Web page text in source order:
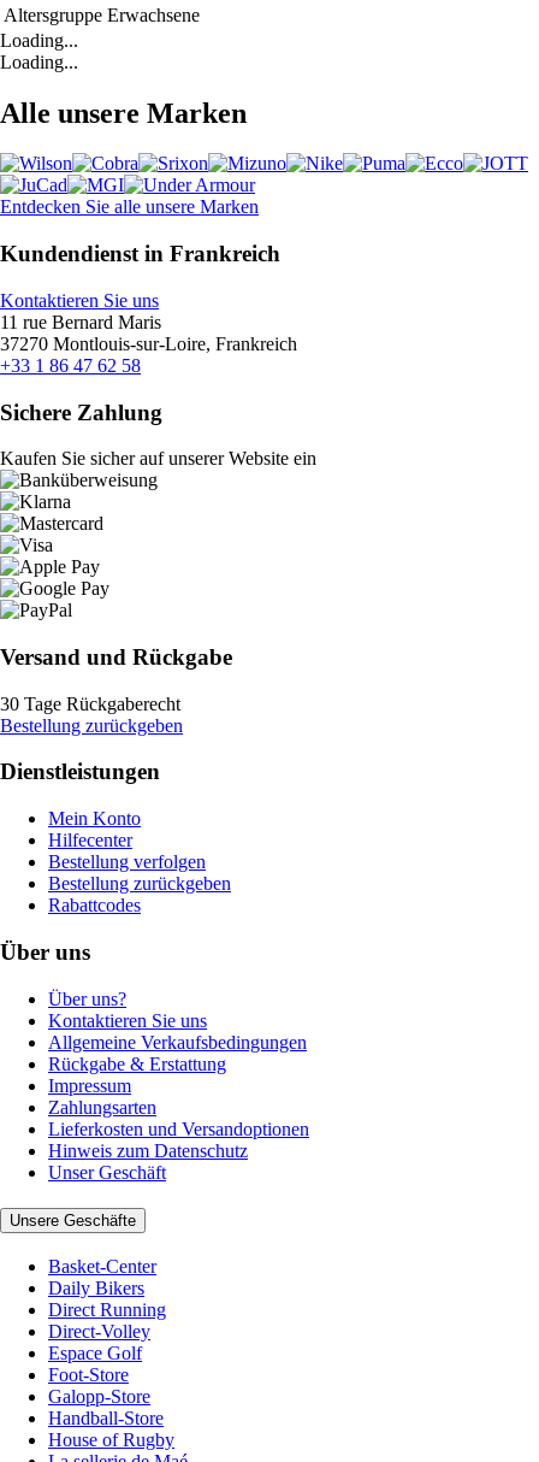
Altersgruppe Erwachsene
Loading...
Loading...
Alle unsere Marken
Entdecken Sie alle unsere Marken
Kundendienst in Frankreich
Kontaktieren Sie uns
11 rue Bernard Maris
37270 Montlouis-sur-Loire, Frankreich
+33 1 86 47 62 58
Sichere Zahlung
Kaufen Sie sicher auf unserer Website ein
Versand und Rückgabe
30 Tage Rückgaberecht
Bestellung zurückgeben
Dienstleistungen
Mein Konto
Hilfecenter
Bestellung verfolgen
Bestellung zurückgeben
Rabattcodes
Über uns
Über uns?
Kontaktieren Sie uns
Allgemeine Verkaufsbedingungen
Rückgabe & Erstattung
Impressum
Zahlungsarten
Lieferkosten und Versandoptionen
Hinweis zum Datenschutz
Unser Geschäft
Unsere Geschäfte
Basket-Center
Daily Bikers
Direct Running
Direct-Volley
Espace Golf
Foot-Store
Galopp-Store
Handball-Store
House of Rugby